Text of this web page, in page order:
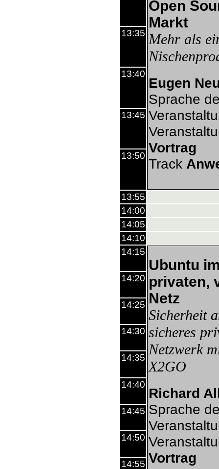
Open
Markt
Mehr als
Eugen
Sprache
Vortrag
Track
13:35
13:40
13:45
13:50
13:55
14:00
14:05
14:10
14:15
Ubuntu
privaten,
Netz
Sicherheit
sicheres
Netzwerk
X2GO
Richard
Sprache
Vortrag
14:20
14:25
14:30
14:35
14:40
14:45
14:50
14:55